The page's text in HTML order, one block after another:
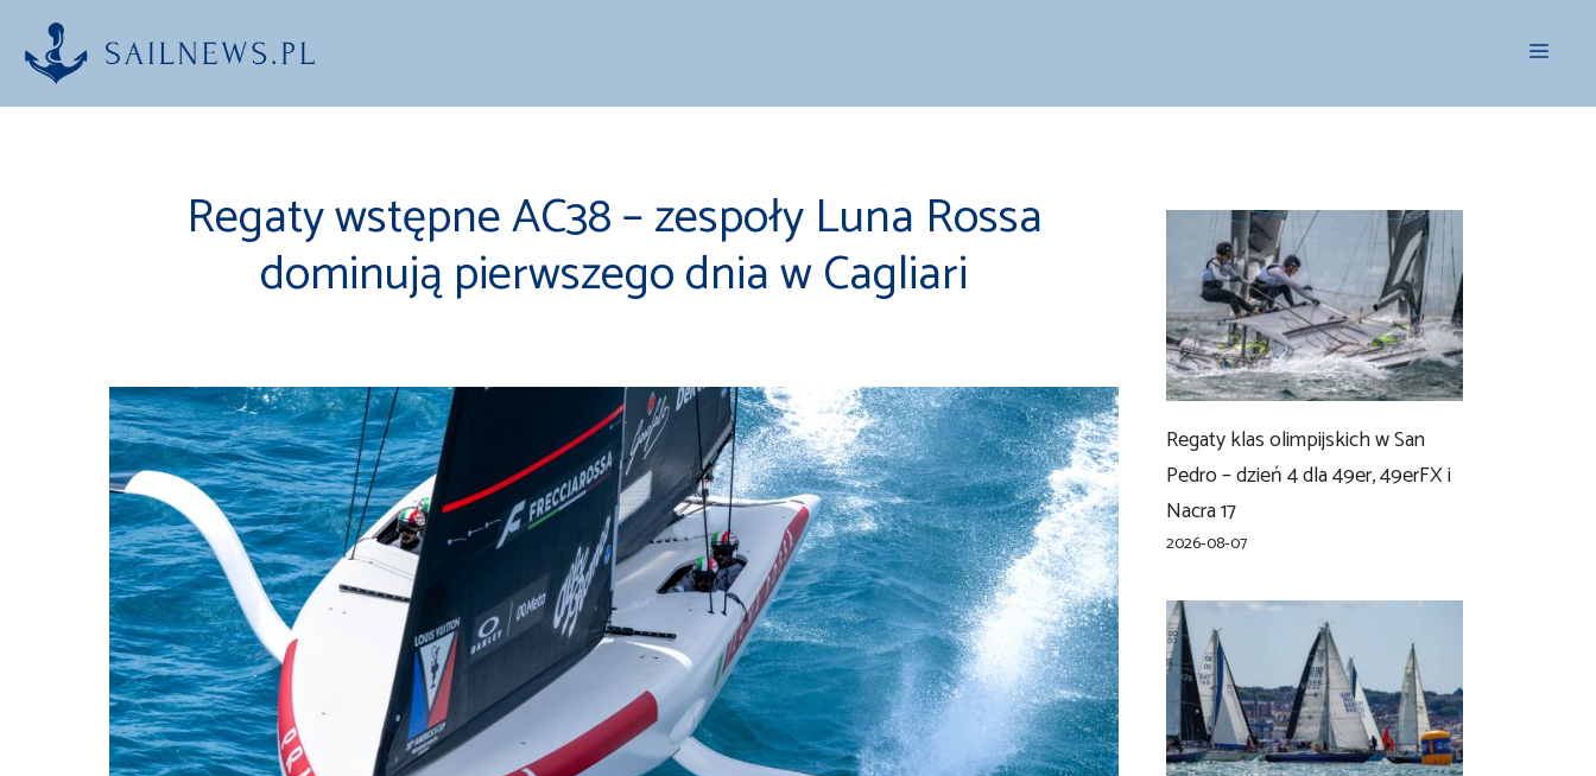
Przejdź
Menu
Regaty wstępne AC38 – zespoły Luna Rossa
dominują pierwszego dnia w Cagliari
Regaty klas olimpijskich w San
Pedro – dzień 4 dla 49er, 49erFX i
Nacra 17
2026-08-07